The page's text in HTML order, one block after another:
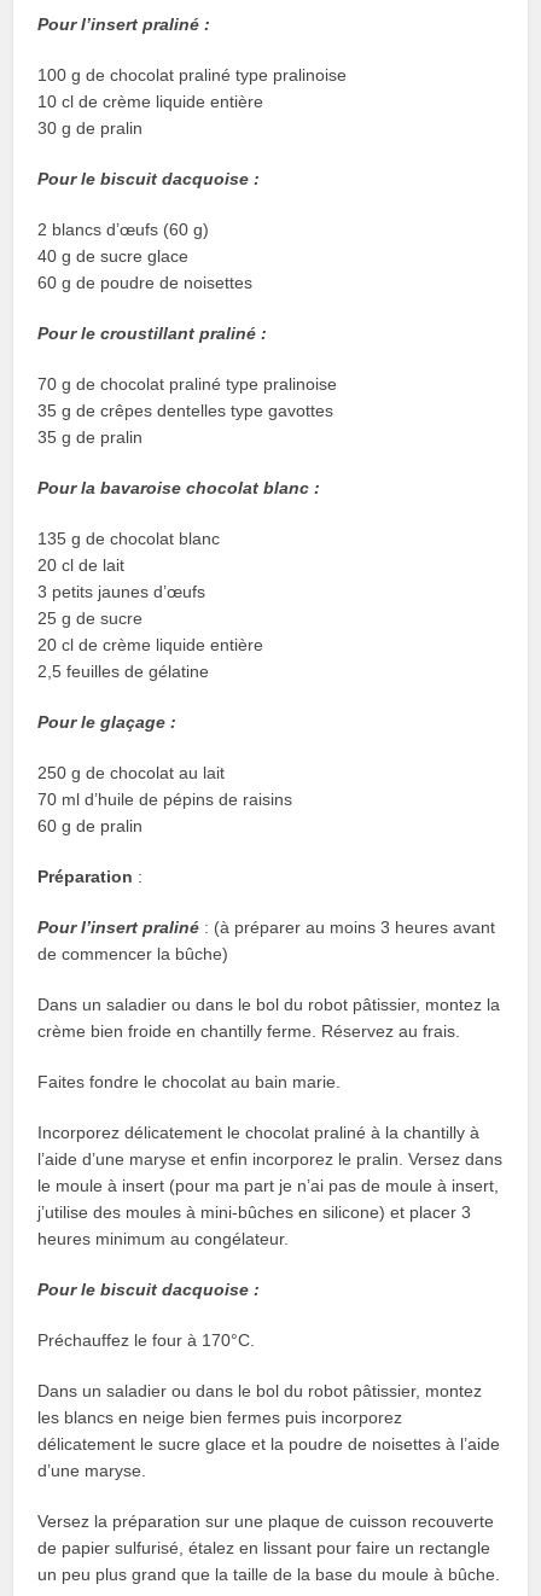
Pour l’insert praliné :
100 g de chocolat praliné type pralinoise
10 cl de crème liquide entière
30 g de pralin
Pour le biscuit dacquoise :
2 blancs d’œufs (60 g)
40 g de sucre glace
60 g de poudre de noisettes
Pour le croustillant praliné :
70 g de chocolat praliné type pralinoise
35 g de crêpes dentelles type gavottes
35 g de pralin
Pour la bavaroise chocolat blanc :
135 g de chocolat blanc
20 cl de lait
3 petits jaunes d’œufs
25 g de sucre
20 cl de crème liquide entière
2,5 feuilles de gélatine
Pour le glaçage :
250 g de chocolat au lait
70 ml d’huile de pépins de raisins
60 g de pralin
Préparation :
Pour l’insert praliné : (à préparer au moins 3 heures avant
de commencer la bûche)
Dans un saladier ou dans le bol du robot pâtissier, montez la
crème bien froide en chantilly ferme. Réservez au frais.
Faites fondre le chocolat au bain marie.
Incorporez délicatement le chocolat praliné à la chantilly à
l’aide d’une maryse et enfin incorporez le pralin. Versez dans
le moule à insert (pour ma part je n’ai pas de moule à insert,
j’utilise des moules à mini-bûches en silicone) et placer 3
heures minimum au congélateur.
Pour le biscuit dacquoise :
Préchauffez le four à 170°C.
Dans un saladier ou dans le bol du robot pâtissier, montez
les blancs en neige bien fermes puis incorporez
délicatement le sucre glace et la poudre de noisettes à l’aide
d’une maryse.
Versez la préparation sur une plaque de cuisson recouverte
de papier sulfurisé, étalez en lissant pour faire un rectangle
un peu plus grand que la taille de la base du moule à bûche.